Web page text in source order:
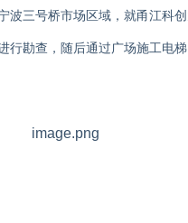
三号桥市场区域，就甬江科
行勘查，随后通过广场施工电